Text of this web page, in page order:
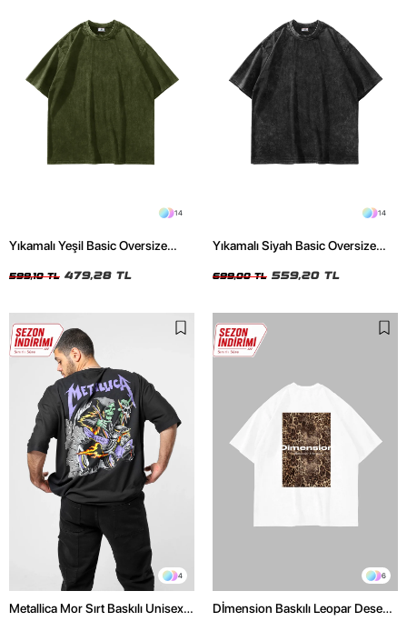
14
Yıkamalı Yeşil Basic Oversize
599,10 TL 479,28 TL
14
Yıkamalı Siyah Basic Oversize
699,00 TL 559,20 TL
4
Metallica Mor Sırt Baskılı Unisex
6
Dİmension Baskılı Leopar Desenli